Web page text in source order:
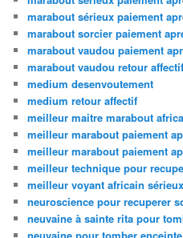
marabout sérieux paiement
marabout sorcier paiement
marabout vaudou paiement
marabout vaudou retour affectif
medium desenvoutement
medium retour affectif
meilleur maitre marabout
meilleur marabout paiement
meilleur marabout paiement
meilleur technique pour
meilleur voyant africain
neuroscience pour recuperer
neuvaine à sainte rita pour